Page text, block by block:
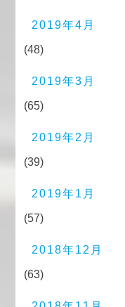
2019年4月
(48)
2019年3月
(65)
2019年2月
(39)
2019年1月
(57)
2018年12月
(63)